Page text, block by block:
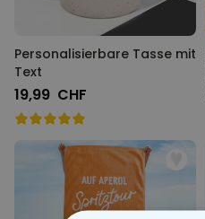
Personalisierbare Tasse mit
Text
19,99 CHF